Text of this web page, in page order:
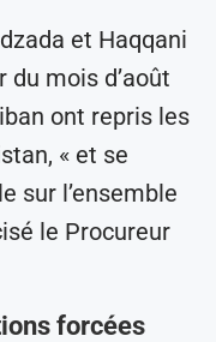
et Haqqani
mois d’août
ont repris les
« et se
sur l’ensemble
le Procureur
forcées